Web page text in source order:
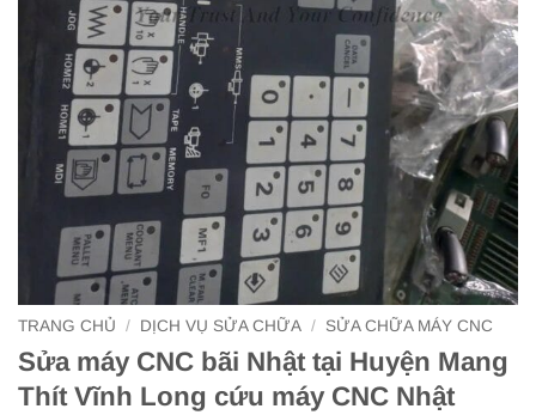
TRANG CHỦ / DỊCH VỤ SỬA CHỮA / SỬA CHỮA MÁY CNC
Sửa máy CNC bãi Nhật tại Huyện Mang
Thít Vĩnh Long cứu máy CNC Nhật